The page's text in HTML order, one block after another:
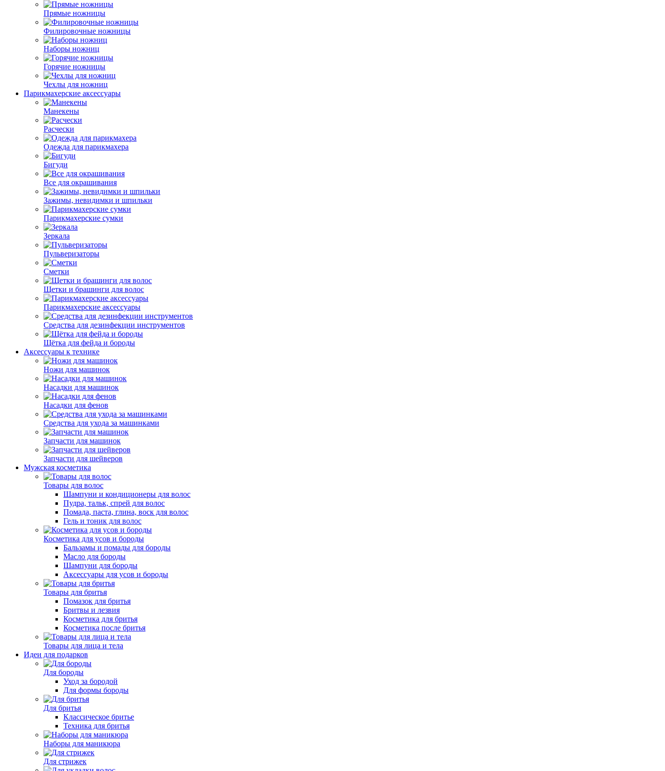
Прямые ножницы
Филировочные ножницы
Наборы ножниц
Горячие ножницы
Чехлы для ножниц
Парикмахерские аксессуары
Манекены
Расчески
Одежда для парикмахера
Бигуди
Все для окрашивания
Зажимы, невидимки и шпильки
Парикмахерские сумки
Зеркала
Пульверизаторы
Сметки
Щетки и брашинги для волос
Парикмахерские аксессуары
Средства для дезинфекции инструментов
Щётка для фейда и бороды
Аксессуары к технике
Ножи для машинок
Насадки для машинок
Насадки для фенов
Средства для ухода за машинками
Запчасти для машинок
Запчасти для шейверов
Мужская косметика
Товары для волос
Шампуни и кондиционеры для волос
Пудра, тальк, спрей для волос
Помада, паста, глина, воск для волос
Гель и тоник для волос
Косметика для усов и бороды
Бальзамы и помады для бороды
Масло для бороды
Шампуни для бороды
Аксессуары для усов и бороды
Товары для бритья
Помазок для бритья
Бритвы и лезвия
Косметика для бритья
Косметика после бритья
Товары для лица и тела
Идеи для подарков
Для бороды
Уход за бородой
Для формы бороды
Для бритья
Классическое бритье
Техника для бритья
Наборы для маникюра
Для стрижек